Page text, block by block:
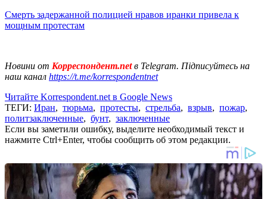
Смерть задержанной полицией нравов иранки привела к
мощным протестам
Новини от Корреспондент.netв Telegram. Підписуйтесь на
наш канал https://t.me/korrespondentnet
Читайте Korrespondent.net в Google News
ТЕГИ: Иран, тюрьма, протесты, стрельба, взрыв, пожар,
политзаключенные, бунт, заключенные
Если вы заметили ошибку, выделите необходимый текст и
нажмите Ctrl+Enter, чтобы сообщить об этом редакции.